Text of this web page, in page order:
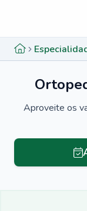
Aproveite os